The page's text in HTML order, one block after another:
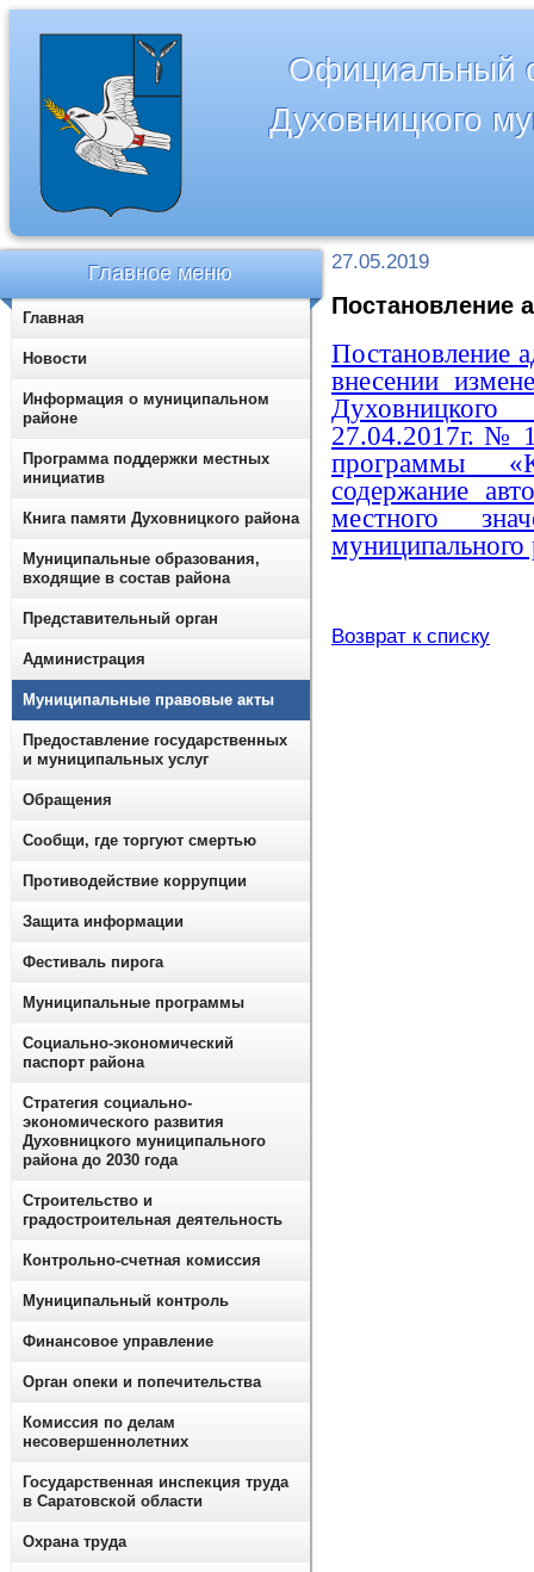
Официальный
Духовницкого
27.05.2019
Постановление
Постановление
внесении
27.04.2017г. №
программы
содержание
местного
Возврат к списку
Главное меню
Главная
Новости
Информация о муниципальном
районе
Программа поддержки местных
инициатив
Книга памяти Духовницкого района
Муниципальные образования,
входящие в состав района
Представительный орган
Администрация
Муниципальные правовые акты
Предоставление государственных
и муниципальных услуг
Обращения
Сообщи, где торгуют смертью
Противодействие коррупции
Защита информации
Фестиваль пирога
Муниципальные программы
Социально-экономический
паспорт района
Стратегия социально-
экономического развития
Духовницкого муниципального
района до 2030 года
Строительство и
градостроительная деятельность
Контрольно-счетная комиссия
Муниципальный контроль
Финансовое управление
Орган опеки и попечительства
Комиссия по делам
несовершеннолетних
Государственная инспекция труда
в Саратовской области
Охрана труда